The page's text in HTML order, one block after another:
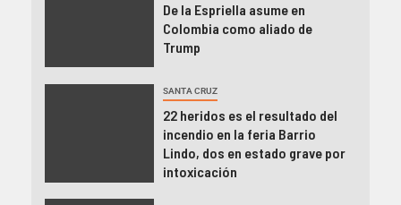
De la Espriella asume en
Colombia como aliado de
Trump
SANTA CRUZ
22 heridos es el resultado del
incendio en la feria Barrio
Lindo, dos en estado grave por
intoxicación